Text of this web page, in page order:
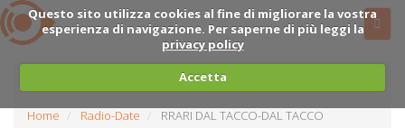
Questo sito utilizza cookies al fine di migliorare la vostra
esperienza di navigazione. Per saperne di più leggi la
privacy policy
Accetta
Home Radio-Date RRARI DAL TACCO-DAL TACCO